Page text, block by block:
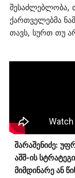
შესაძლებლობა,
ქართველებმა
თავს, სურთ თუ
შარაშენიძე:
აშშ-ის
მიმდინარე ან